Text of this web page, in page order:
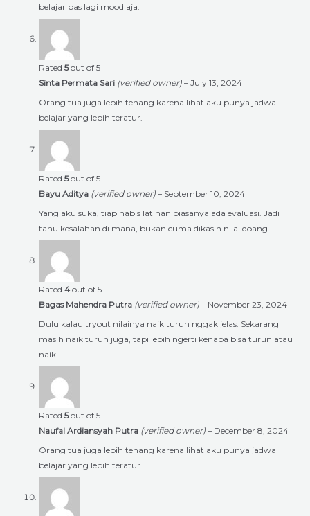
belajar pas lagi mood aja.
Rated 5out of 5
Sinta Permata Sari (verified owner) – July 13, 2024
Orang tua juga lebih tenang karena lihat aku punya jadwal
belajar yang lebih teratur.
Rated 5out of 5
Bayu Aditya (verified owner) – September 10, 2024
Yang aku suka, tiap habis latihan biasanya ada evaluasi. Jadi
tahu kesalahan di mana, bukan cuma dikasih nilai doang.
Rated 4 out of 5
Bagas Mahendra Putra (verified owner) – November 23, 2024
Dulu kalau tryout nilainya naik turun nggak jelas. Sekarang
masih naik turun juga, tapi lebih ngerti kenapa bisa turun atau
naik.
Rated 5out of 5
Naufal Ardiansyah Putra (verified owner) – December 8, 2024
Orang tua juga lebih tenang karena lihat aku punya jadwal
belajar yang lebih teratur.